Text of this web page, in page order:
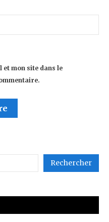
mon site dans le
Rechercher